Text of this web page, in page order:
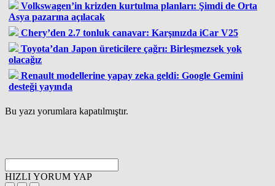
Volkswagen’in krizden kurtulma planları: Şimdi de Orta
Asya pazarına açılacak
Chery’den 2.7 tonluk canavar: Karşınızda iCar V25
Toyota’dan Japon üreticilere çağrı: Birleşmezsek yok
olacağız
Renault modellerine yapay zeka geldi: Google Gemini
desteği yayında
Bu yazı yorumlara kapatılmıştır.
HIZLI YORUM YAP